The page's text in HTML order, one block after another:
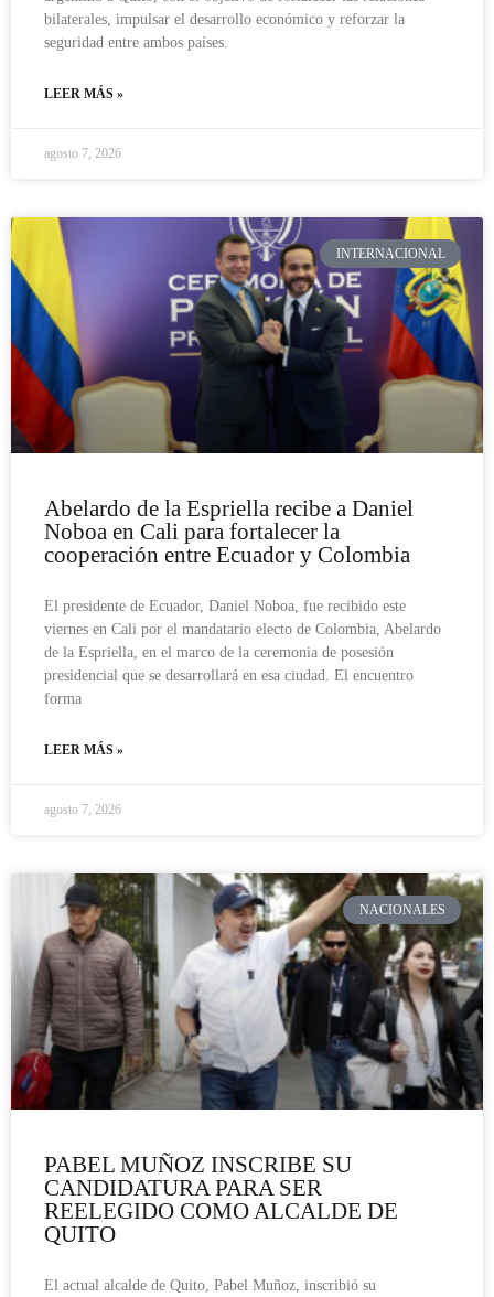
bilaterales, impulsar el desarrollo económico y reforzar la
seguridad entre ambos países.
LEER MÁS »
agosto 7, 2026
INTERNACIONAL
Abelardo de la Espriella recibe a Daniel
Noboa en Cali para fortalecer la
cooperación entre Ecuador y Colombia
El presidente de Ecuador, Daniel Noboa, fue recibido este
viernes en Cali por el mandatario electo de Colombia, Abelardo
de la Espriella, en el marco de la ceremonia de posesión
presidencial que se desarrollará en esa ciudad. El encuentro
forma
LEER MÁS »
agosto 7, 2026
NACIONALES
PABEL MUÑOZ INSCRIBE SU
CANDIDATURA PARA SER
REELEGIDO COMO ALCALDE DE
QUITO
El actual alcalde de Quito, Pabel Muñoz, inscribió su